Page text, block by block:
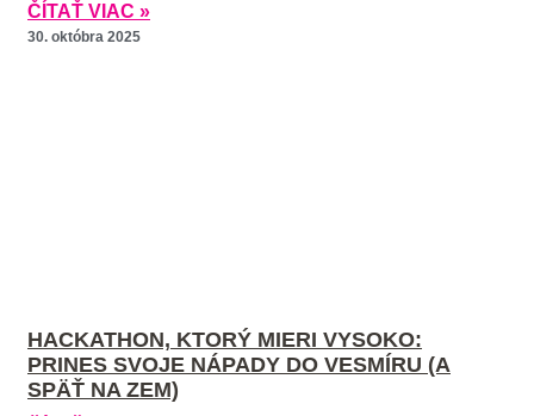
ČÍTAŤ VIAC »
30. októbra 2025
HACKATHON, KTORÝ MIERI VYSOKO:
PRINES SVOJE NÁPADY DO VESMÍRU (A
SPÄŤ NA ZEM)